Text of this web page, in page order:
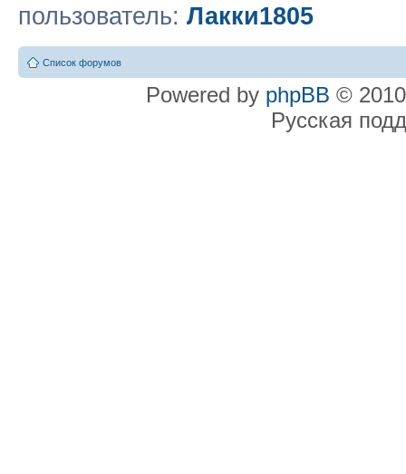
пользователь: Лакки1805
Список форумов
Powered by phpBB ©
Русская